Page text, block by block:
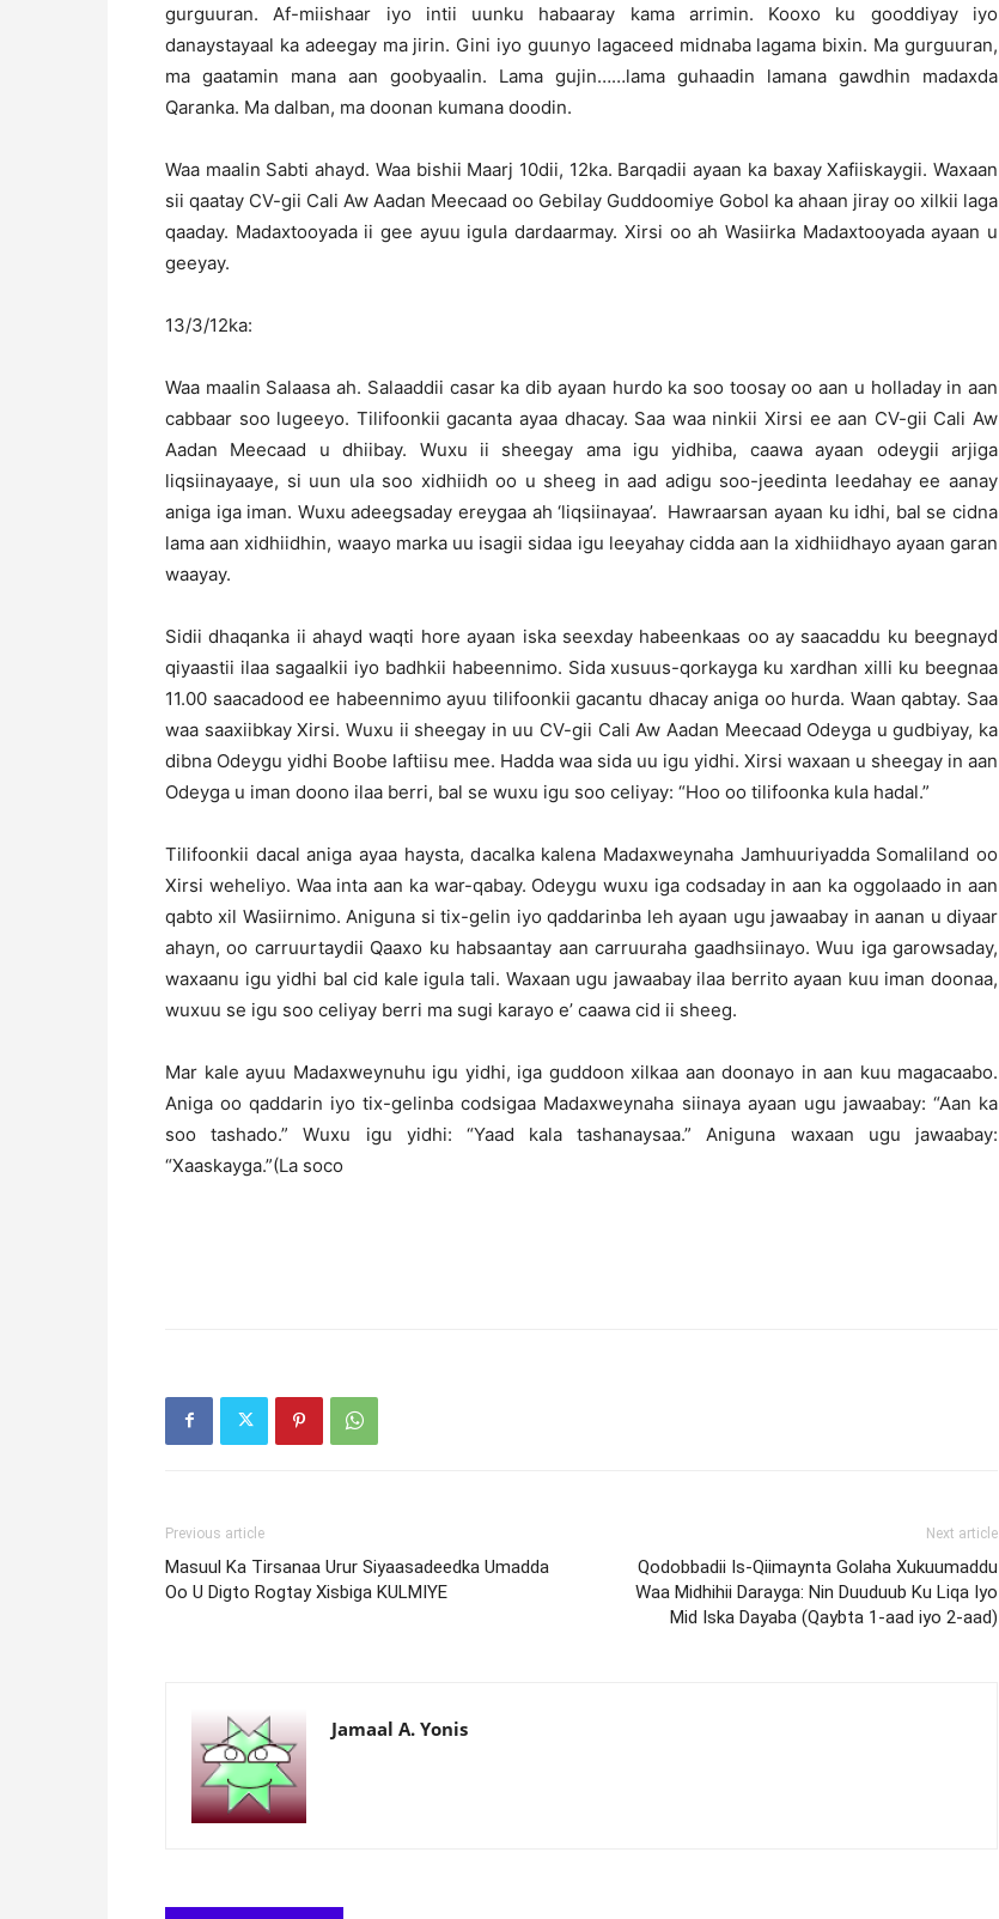
gurguuran. Af-miishaar iyo intii uunku habaaray kama arrimin. Kooxo ku gooddiyay iyo
danaystayaal ka adeegay ma jirin. Gini iyo guunyo lagaceed midnaba lagama bixin. Ma gurguuran,
ma gaatamin mana aan goobyaalin. Lama gujin……lama guhaadin lamana gawdhin madaxda
Qaranka. Ma dalban, ma doonan kumana doodin.
Waa maalin Sabti ahayd. Waa bishii Maarj 10dii, 12ka. Barqadii ayaan ka baxay Xafiiskaygii. Waxaan
sii qaatay CV-gii Cali Aw Aadan Meecaad oo Gebilay Guddoomiye Gobol ka ahaan jiray oo xilkii laga
qaaday. Madaxtooyada ii gee ayuu igula dardaarmay. Xirsi oo ah Wasiirka Madaxtooyada ayaan u
geeyay.
13/3/12ka:
Waa maalin Salaasa ah. Salaaddii casar ka dib ayaan hurdo ka soo toosay oo aan u holladay in aan
cabbaar soo lugeeyo. Tilifoonkii gacanta ayaa dhacay. Saa waa ninkii Xirsi ee aan CV-gii Cali Aw
Aadan Meecaad u dhiibay. Wuxu ii sheegay ama igu yidhiba, caawa ayaan odeygii arjiga
liqsiinayaaye, si uun ula soo xidhiidh oo u sheeg in aad adigu soo-jeedinta leedahay ee aanay
aniga iga iman. Wuxu adeegsaday ereygaa ah ‘liqsiinayaa’. Hawraarsan ayaan ku idhi, bal se cidna
lama aan xidhiidhin, waayo marka uu isagii sidaa igu leeyahay cidda aan la xidhiidhayo ayaan garan
waayay.
Sidii dhaqanka ii ahayd waqti hore ayaan iska seexday habeenkaas oo ay saacaddu ku beegnayd
qiyaastii ilaa sagaalkii iyo badhkii habeennimo. Sida xusuus-qorkayga ku xardhan xilli ku beegnaa
11.00 saacadood ee habeennimo ayuu tilifoonkii gacantu dhacay aniga oo hurda. Waan qabtay. Saa
waa saaxiibkay Xirsi. Wuxu ii sheegay in uu CV-gii Cali Aw Aadan Meecaad Odeyga u gudbiyay, ka
dibna Odeygu yidhi Boobe laftiisu mee. Hadda waa sida uu igu yidhi. Xirsi waxaan u sheegay in aan
Odeyga u iman doono ilaa berri, bal se wuxu igu soo celiyay: “Hoo oo tilifoonka kula hadal.”
Tilifoonkii dacal aniga ayaa haysta, dacalka kalena Madaxweynaha Jamhuuriyadda Somaliland oo
Xirsi weheliyo. Waa inta aan ka war-qabay. Odeygu wuxu iga codsaday in aan ka oggolaado in aan
qabto xil Wasiirnimo. Aniguna si tix-gelin iyo qaddarinba leh ayaan ugu jawaabay in aanan u diyaar
ahayn, oo carruurtaydii Qaaxo ku habsaantay aan carruuraha gaadhsiinayo. Wuu iga garowsaday,
waxaanu igu yidhi bal cid kale igula tali. Waxaan ugu jawaabay ilaa berrito ayaan kuu iman doonaa,
wuxuu se igu soo celiyay berri ma sugi karayo e’ caawa cid ii sheeg.
Mar kale ayuu Madaxweynuhu igu yidhi, iga guddoon xilkaa aan doonayo in aan kuu magacaabo.
Aniga oo qaddarin iyo tix-gelinba codsigaa Madaxweynaha siinaya ayaan ugu jawaabay: “Aan ka
soo tashado.” Wuxu igu yidhi: “Yaad kala tashanaysaa.” Aniguna waxaan ugu jawaabay:
“Xaaskayga.”(La soco
Previous article
Masuul Ka Tirsanaa Urur Siyaasadeedka Umadda
Oo U Digto Rogtay Xisbiga KULMIYE
Next article
Qodobbadii Is-Qiimaynta Golaha Xukuumaddu
Waa Midhihii Darayga: Nin Duuduub Ku Liqa Iyo
Mid Iska Dayaba (Qaybta 1-aad iyo 2-aad)
Jamaal A. Yonis